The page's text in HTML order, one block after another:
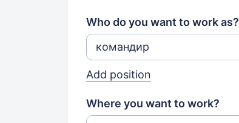
Who do you want to work as?
Add position
Where you want to work?